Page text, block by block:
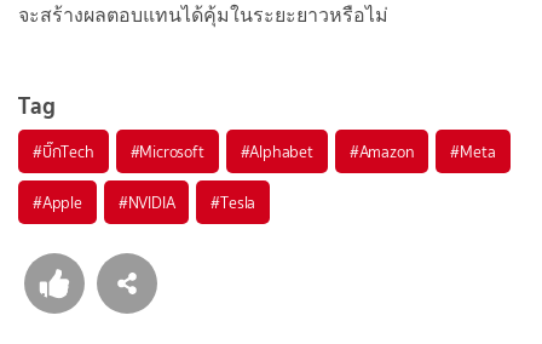
จะสร้างผลตอบแทนได้คุ้มในระยะยาวหรือไม่
Tag
#บิ๊กTech #Microsoft #Alphabet #Amazon #Meta
#Apple #NVIDIA #Tesla